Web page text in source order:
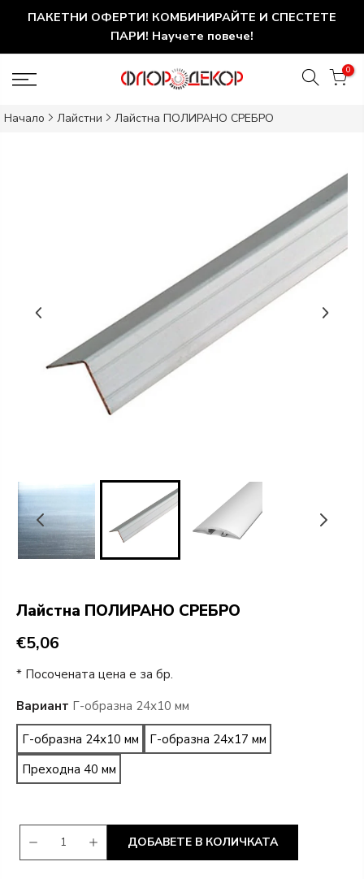
ПАКЕТНИ ОФЕРТИ! КОМБИНИРАЙТЕ И СПЕСТЕТЕ
ПАРИ! Научете повече!
0
Начало Лайстни Лайстна ПОЛИРАНО СРЕБРО
Лайстна ПОЛИРАНО СРЕБРО
€5,06
* Посочената цена е за бр.
Вариант Г-образна 24х10 мм
Г-образна 24х10 мм
Г-образна 24х17 мм
Преходна 40 мм
ДОБАВЕТЕ В КОЛИЧКАТА